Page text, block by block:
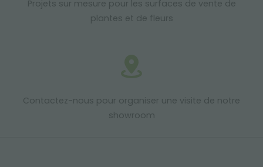
Projets sur mesure pour les surfaces de vente de
plantes et de fleurs
Contactez-nous pour organiser une visite de notre
showroom